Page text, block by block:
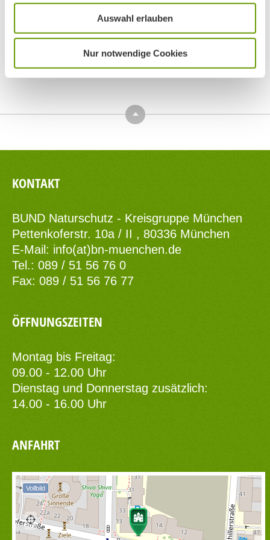
Auswahl erlauben
Nur notwendige Cookies
Top
KONTAKT
BUND Naturschutz - Kreisgruppe München
Pettenkoferstr. 10a / II , 80336 München
E-Mail: info(at)bn-muenchen.de
Tel.: 089 / 51 56 76 0
Fax: 089 / 51 56 76 77
ÖFFNUNGSZEITEN
Montag bis Freitag:
09.00 - 12.00 Uhr
Dienstag und Donnerstag zusätzlich:
14.00 - 16.00 Uhr
ANFAHRT
Vollbild